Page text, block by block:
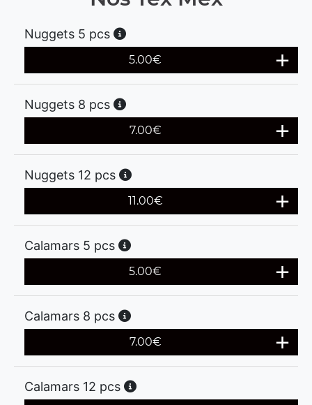
Nuggets 5 pcs
5.00€
Nuggets 8 pcs
7.00€
Nuggets 12 pcs
11.00€
Calamars 5 pcs
5.00€
Calamars 8 pcs
7.00€
Calamars 12 pcs